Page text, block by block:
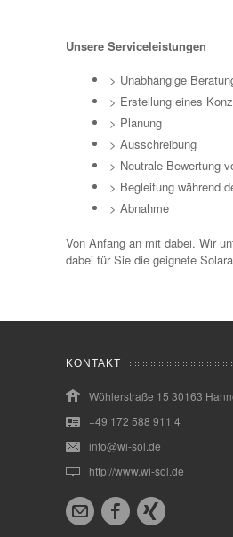
Unsere Serviceleistungen
> Unabhängige
> Erstellung eines
> Planung
> Ausschreibung
> Neutrale Bewertung
> Begleitung während
> Abnahme
Von Anfang an mit dabei. Wir
dabei für Sie die geignete
KONTAKT
Wöhlerstraße 15 30163
+49 172 588 911 4
info@wi-sol.de
http://www.wi-sol.de